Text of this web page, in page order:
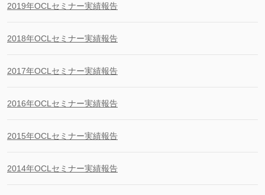
2019年OCLセミナー実績報告
2018年OCLセミナー実績報告
2017年OCLセミナー実績報告
2016年OCLセミナー実績報告
2015年OCLセミナー実績報告
2014年OCLセミナー実績報告